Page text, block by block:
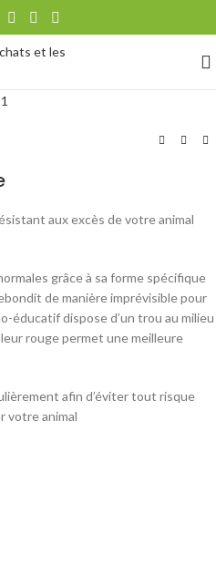
aux excès de votre animal
grâce à sa forme spécifique
de manière imprévisible pour
éducatif dispose d’un trou au milieu
rouge permet une meilleure
afin d’éviter tout risque
votre animal